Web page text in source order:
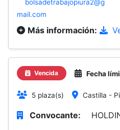
bolsadetrabajopiura2@g
mail.com
Más información:
Vencida Fecha
5 plaza(s) Castilla -
Convocante: